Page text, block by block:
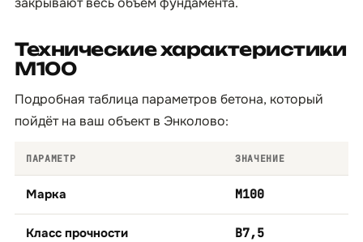
Технические характеристики
М100
Подробная таблица параметров бетона, который
пойдёт на ваш объект в Энколово:
ПАРАМЕТР ЗНАЧЕНИЕ
Марка М100
Класс прочности B7,5